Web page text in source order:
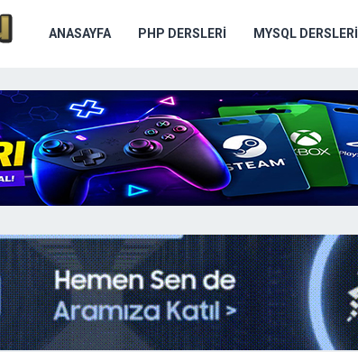
ANASAYFA PHP DERSLERI MYSQL DERSLERI